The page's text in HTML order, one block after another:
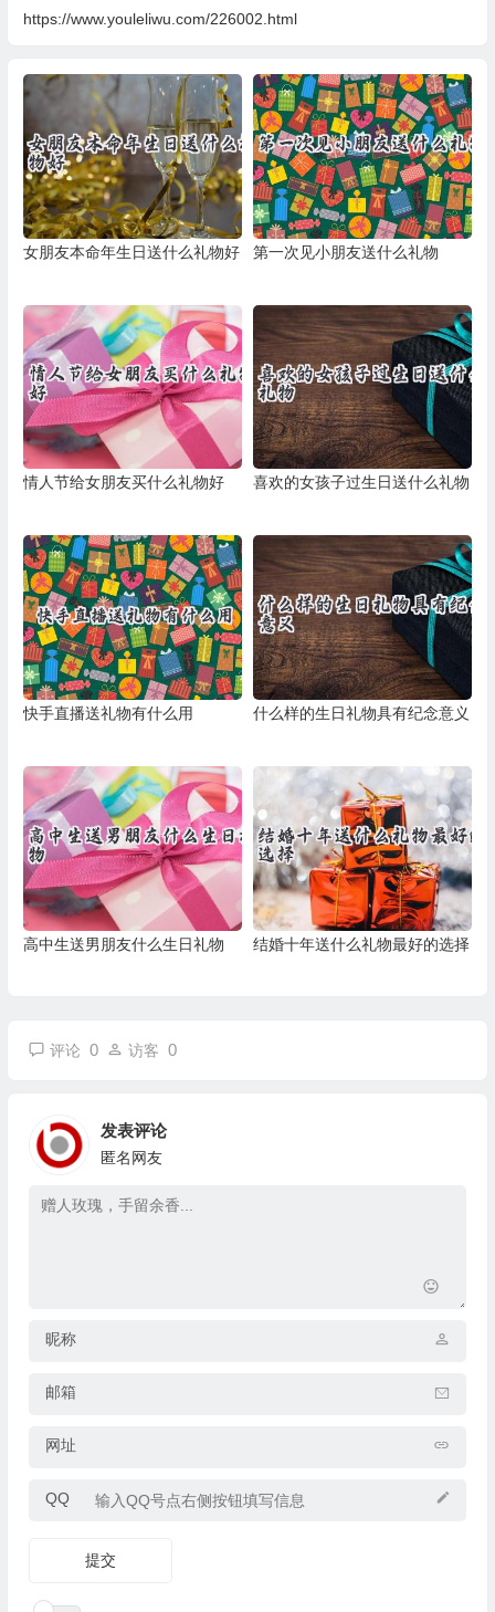
https://www.youleliwu.com/226002.html
女朋友本命年生日送什么礼物好 第一次见小朋友送什么礼物
情人节给女朋友买什么礼物好 喜欢的女孩子过生日送什么礼物
快手直播送礼物有什么用 什么样的生日礼物具有纪念意义
高中生送男朋友什么生日礼物 结婚十年送什么礼物最好的选择
评论 0 访客 0
发表评论
匿名网友
昵称
邮箱
网址
QQ